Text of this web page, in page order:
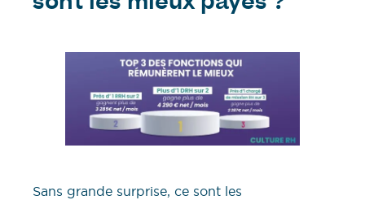
Sans grande surprise, ce sont les